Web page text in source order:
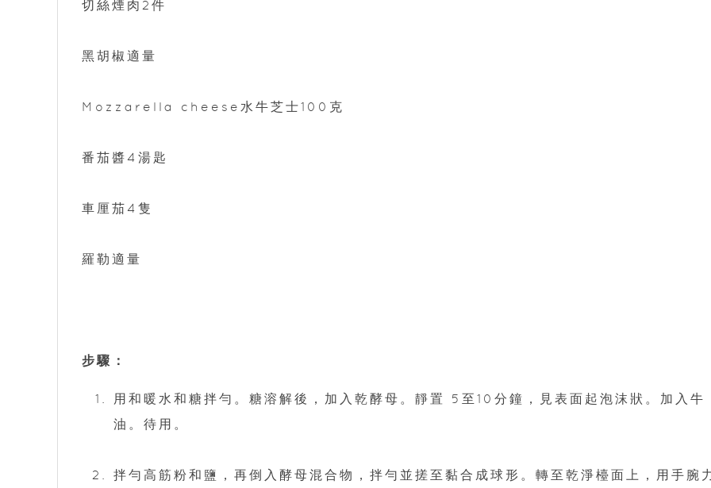
切絲煙肉2件
黑胡椒適量
Mozzarella cheese水牛芝士100克
番茄醬4湯匙
車厘茄4隻
羅勒適量
步驟：
用和暖水和糖拌勻。糖溶解後，加入乾酵母。靜置 5至10分鐘，見表面起泡沫狀。加入牛
油。待用。
拌勻高筋粉和鹽，再倒入酵母混合物，拌勻並搓至黏合成球形。轉至乾淨檯面上，用手腕